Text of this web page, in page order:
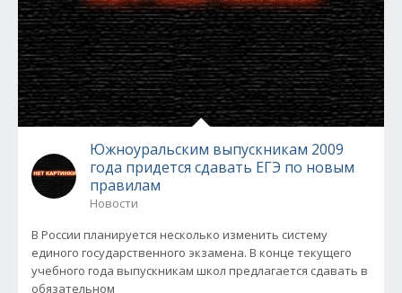
Южноуральским выпускникам 2009
года придется сдавать ЕГЭ по новым
правилам
Новости
В России планируется несколько изменить систему
единого государственного экзамена. В конце текущего
учебного года выпускникам школ предлагается сдавать в
обязательном